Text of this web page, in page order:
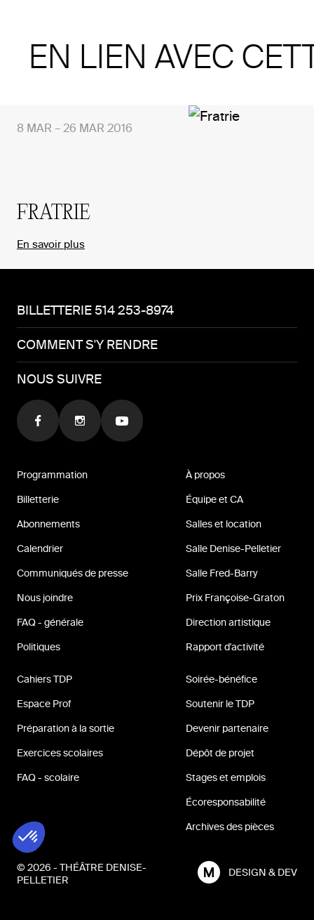
EN LIEN AVEC
FRATRIE
8 MAR – 26 MAR 2016
En savoir plus
BILLETTERIE 514 253-8974
COMMENT S'Y RENDRE
NOUS SUIVRE
Programmation
Billetterie
Abonnements
Calendrier
Communiqués de presse
Nous joindre
FAQ - générale
Politiques
À propos
Équipe et CA
Salles et location
Salle Denise-Pelletier
Salle Fred-Barry
Prix Françoise-Graton
Direction artistique
Rapport d'activité
Cahiers TDP
Espace Prof
Préparation à la sortie
Exercices scolaires
FAQ - scolaire
Soirée-bénéfice
Soutenir le TDP
Devenir partenaire
Dépôt de projet
Stages et emplois
Écoresponsabilité
Archives des pièces
© 2026 - THÉÂTRE DENISE-
PELLETIER
DESIGN & DEV